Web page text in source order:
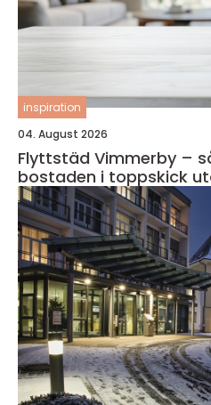
inspiration
04. August 2026
Flyttstäd Vimmerby –
bostaden i toppskick